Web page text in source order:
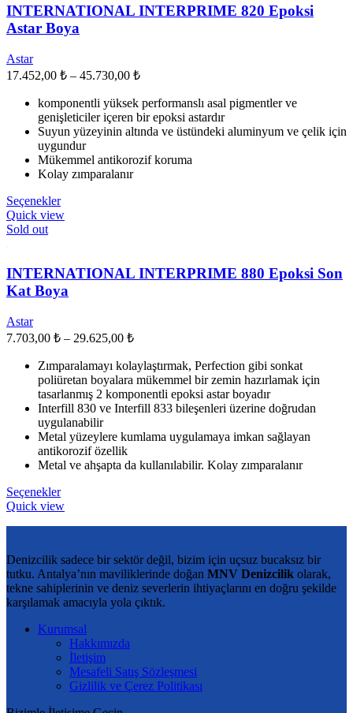
varyasyonu
var.
Seçenekler
seçilebilir
INTERNATIONAL INTERPRIME 820 Epoksi
Astar Boya
Astar
17.452,00 ₺ – 45.730,00 ₺Fiyat
17.452,00 ₺
-
45.730,00 ₺
komponentli yüksek performanslı asal pigmentler ve
genişleticiler içeren bir epoksi astardır
Suyun yüzeyinin altında ve üstündeki aluminyum ve çelik için
uygundur
Mükemmel antikorozif koruma
Kolay zımparalanır
SeçeneklerBu
ürünün
var.
ürün
Quick view
Sold out
INTERNATIONAL INTERPRIME 880 Epoksi Son
Kat Boya
Astar
7.703,00 ₺ – 29.625,00 ₺Fiyat
7.703,00 ₺
-
29.625,00 ₺
Zımparalamayı kolaylaştırmak, Perfection gibi sonkat
poliüretan boyalara mükemmel bir zemin hazırlamak için
tasarlanmış 2 komponentli epoksi astar boyadır
Interfill 830 ve Interfill 833 bileşenleri üzerine doğrudan
uygulanabilir
Metal yüzeylere kumlama uygulamaya imkan sağlayan
antikorozif özellik
Metal ve ahşapta da kullanılabilir. Kolay zımparalanır
SeçeneklerBu
ürünün
var.
Seçenekler
ürün
sayfasından
Quick view
Denizcilik sadece bir sektör değil, bizim için uçsuz bucaksız bir
tutku. Antalya’nın maviliklerinde doğan MNV Denizcilik olarak,
tekne sahiplerinin ve deniz severlerin ihtiyaçlarını en doğru şekilde
karşılamak amacıyla yola çıktık.
Kurumsal
Hakkımızda
İletişim
Mesafeli Satış Sözleşmesi
Gizlilik ve Çerez Politikası